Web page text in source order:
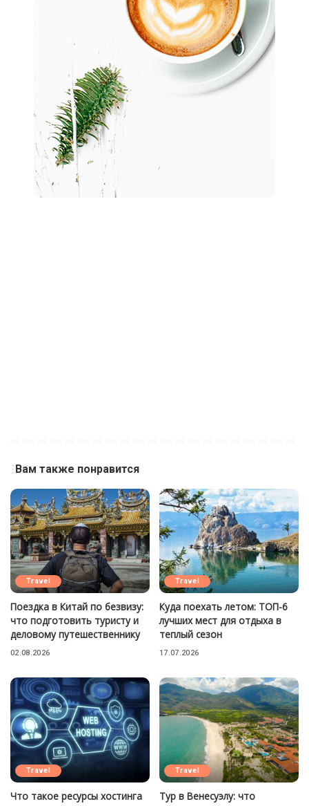
Вам также понравится
Travel
Поездка в Китай по безвизу:
что подготовить туристу и
деловому путешественнику
02.08.2026
Travel
Куда поехать летом: ТОП-6
лучших мест для отдыха в
теплый сезон
17.07.2026
Travel
Что такое ресурсы хостинга
Travel
Тур в Венесуэлу: что